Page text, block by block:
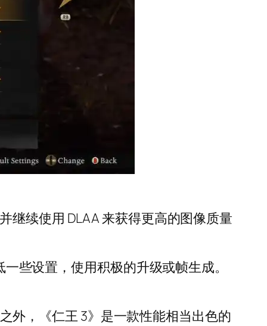
继续使用 DLAA 来获得更高的图像质量
些设置，使用积极的升级或帧生成。
外，《仁王 3》是一款性能相当出色的